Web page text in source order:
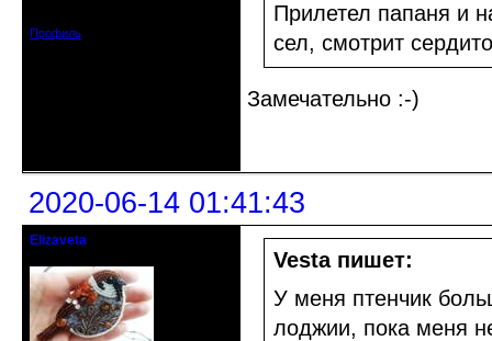
Профиль
Прилетел папаня и
сел, смотрит
Замечательно :-)
2020-06-14 01:41:43
Elizaveta
Vesta пишет:
У меня птенчик
лоджии, пока меня